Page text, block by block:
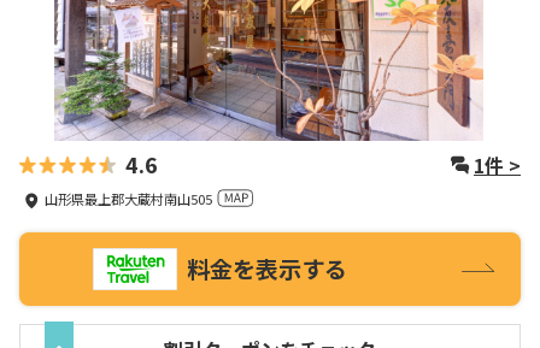
4.6 1件 >
山形県最上郡大蔵村南山505
料金を表示する